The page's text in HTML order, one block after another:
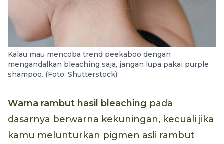
Kalau mau mencoba trend peekaboo dengan
mengandalkan bleaching saja, jangan lupa pakai purple
shampoo. (Foto: Shutterstock)
Warna rambut hasil bleaching pada
dasarnya berwarna kekuningan, kecuali jika
kamu melunturkan pigmen asli rambut